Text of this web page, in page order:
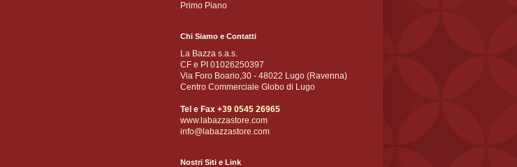
Primo Piano
Chi Siamo e Contatti
La Bazza s.a.s.
CF e PI 01026250397
Via Foro Boario,30 - 48022 Lugo (Ravenna)
Centro Commerciale Globo di Lugo
Tel e Fax +39 0545 26965
www.labazzastore.com
info@labazzastore.com
Nostri Siti e Link